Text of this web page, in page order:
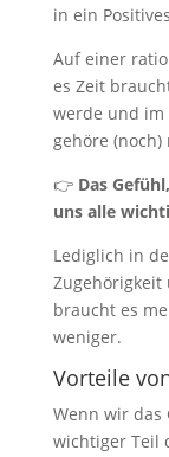
in ein
Auf einer
es Zeit
werde und im
gehöre
👉 Das
uns alle
Lediglich in
Zugehörigkeit
braucht es
weniger.
Vorteile
Wenn wir das
wichtiger Teil